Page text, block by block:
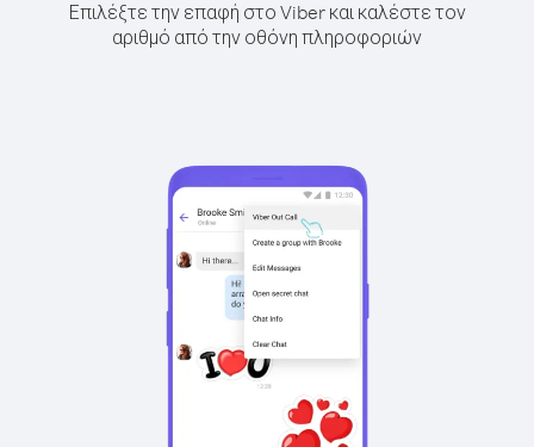
Επιλέξτε την επαφή στο Viber και καλέστε τον
αριθμό από την οθόνη πληροφοριών